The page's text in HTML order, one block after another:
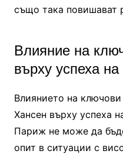
също така повишават
Влияние на
върху успеха на
Влиянието на
Хансен върху успеха
Париж не може да
опит в ситуации с